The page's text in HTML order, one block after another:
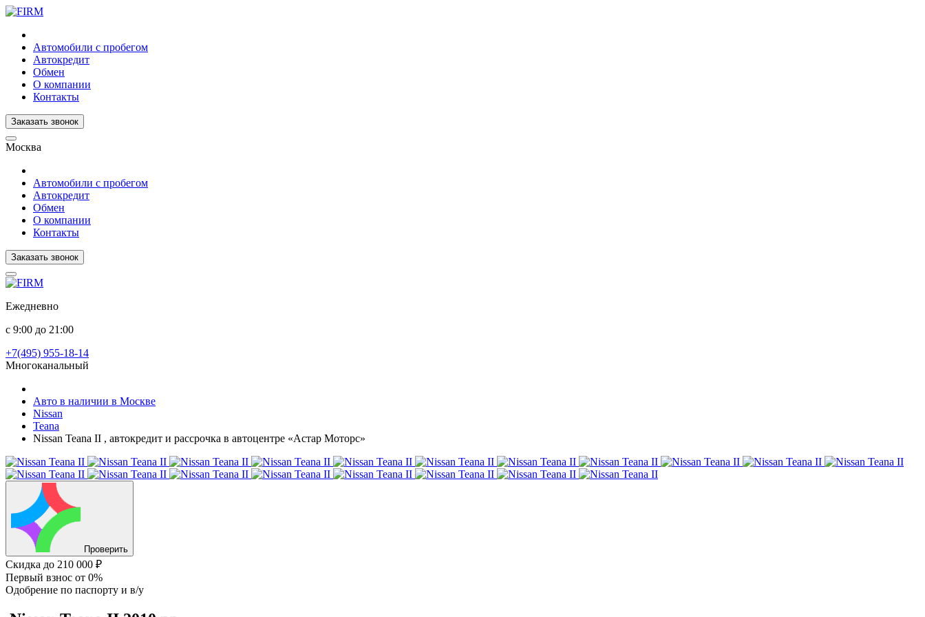
Автомобили с пробегом
Автокредит
Обмен
О компании
Контакты
Заказать звонок
Москва
Автомобили с пробегом
Автокредит
Обмен
О компании
Контакты
Заказать звонок
Ежедневно
с 9:00 до 21:00
+7(495) 955-18-14
Многоканальный
Авто в наличии в Москве
Nissan
Teana
Nissan Teana II , автокредит и рассрочка в автоцентре «Астар Моторс»
Проверить
Скидка до 210 000 ₽
Первый взнос от 0%
Одобрение по паспорту и в/у